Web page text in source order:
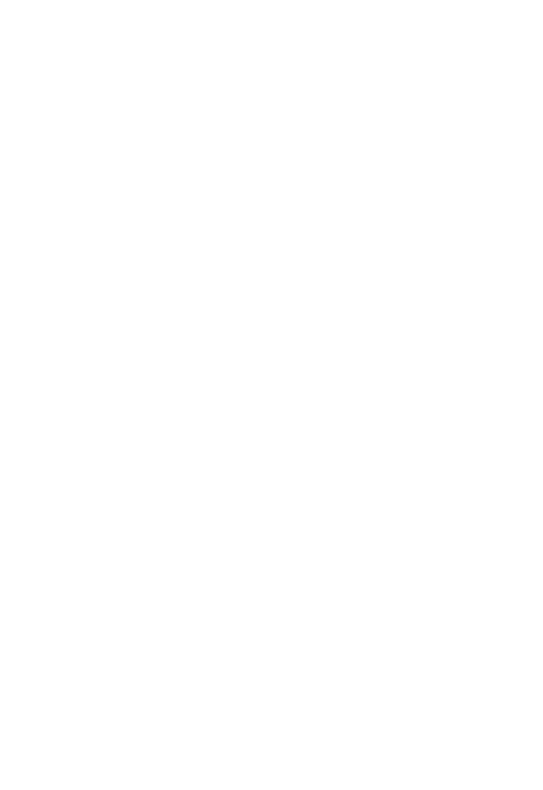
にご登録され
とをご了承くだ
はありません。
品に未対応品が
年1月12日よ
ない年数を意